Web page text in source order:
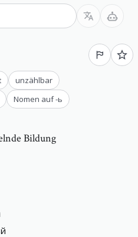
unzählbar
Nomen auf -ь
Bildung